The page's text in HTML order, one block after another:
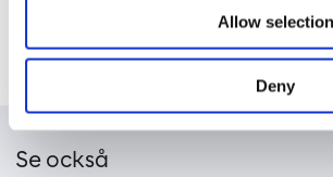
Allow selection
Deny
Se också